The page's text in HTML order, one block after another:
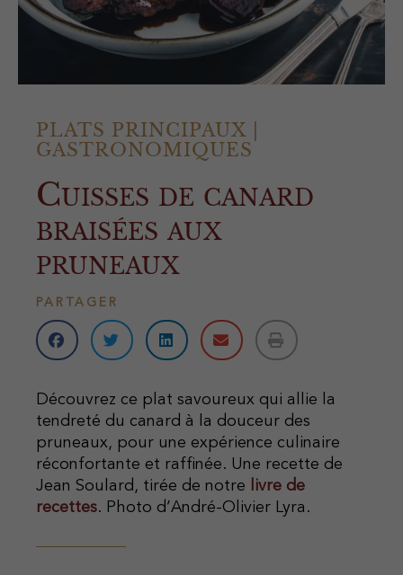
PLATS PRINCIPAUX
GASTRONOMIQUES
Cuisses de canard
braisées aux
pruneaux
PARTAGER
Découvrez ce plat savoureux qui allie la
tendreté du canard à la douceur des
pruneaux, pour une expérience culinaire
réconfortante et raffinée. Une recette de
Jean Soulard, tirée de notre
livre de
recettes. Photo d’André-Olivier Lyra.